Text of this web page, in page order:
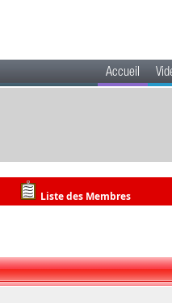
Accueil
Liste des Membres